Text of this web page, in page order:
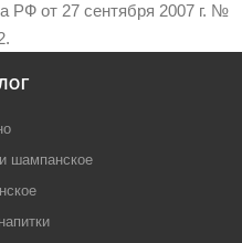
РФ от 27 сентября 2007 г. №
шампанское